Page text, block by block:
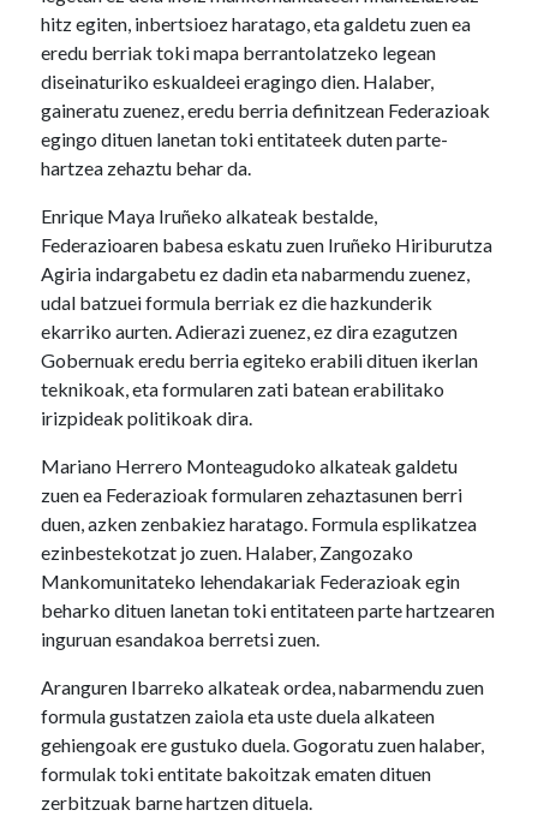
hitz egiten, inbertsioez haratago, eta galdetu zuen ea
eredu berriak toki mapa berrantolatzeko legean
diseinaturiko eskualdeei eragingo dien. Halaber,
gaineratu zuenez, eredu berria definitzean Federazioak
egingo dituen lanetan toki entitateek duten parte-
hartzea zehaztu behar da.
Enrique Maya Iruñeko alkateak bestalde,
Federazioaren babesa eskatu zuen Iruñeko Hiriburutza
Agiria indargabetu ez dadin eta nabarmendu zuenez,
udal batzuei formula berriak ez die hazkunderik
ekarriko aurten. Adierazi zuenez, ez dira ezagutzen
Gobernuak eredu berria egiteko erabili dituen ikerlan
teknikoak, eta formularen zati batean erabilitako
irizpideak politikoak dira.
Mariano Herrero Monteagudoko alkateak galdetu
zuen ea Federazioak formularen zehaztasunen berri
duen, azken zenbakiez haratago. Formula esplikatzea
ezinbestekotzat jo zuen. Halaber, Zangozako
Mankomunitateko lehendakariak Federazioak egin
beharko dituen lanetan toki entitateen parte hartzearen
inguruan esandakoa berretsi zuen.
Aranguren Ibarreko alkateak ordea, nabarmendu zuen
formula gustatzen zaiola eta uste duela alkateen
gehiengoak ere gustuko duela. Gogoratu zuen halaber,
formulak toki entitate bakoitzak ematen dituen
zerbitzuak barne hartzen dituela.